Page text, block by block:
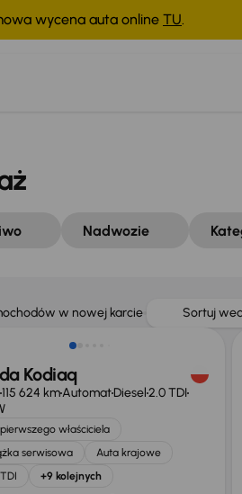
wycena auta online TU.
Nadwozie
w nowej karcie Sortuj
skupione
Kodiaq
115 624 kmAutomatDiesel2.0 TDI
właściciela
serwisowa
Auta krajowe
+9 kolejnych